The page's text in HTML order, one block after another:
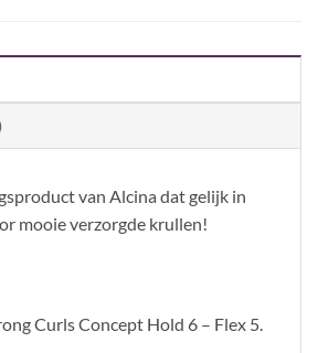
van Alcina dat gelijk in
mooie verzorgde krullen!
Curls Concept Hold 6 – Flex 5.